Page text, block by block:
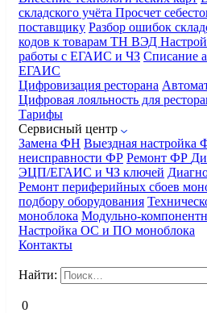
складского учёта Просчет
поставщику Разбор ошибок
кодов к товарам ТН ВЭД
работы с ЕГАИС и ЧЗ Списание
ЕГАИС
Цифровизация ресторана
Цифровая лояльность для
Тарифы
Сервисный центр
Замена ФН Выездная настройка
неисправности ФР Ремонт ФР
ЭЦП/ЕГАИС и ЧЗ ключей
Ремонт периферийных сбоев
подбору оборудования
моноблока Модульно-
Настройка ОС и ПО моноблока
Контакты
Найти:
0